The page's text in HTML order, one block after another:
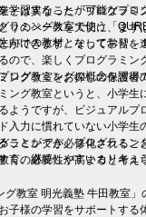
学習することが可能なプロ
ラミング教室で使う「
向けの教材となっており、
とは異なった「プログラミ
りのペースを大切に、まず
ができます。そして学習を
ので、楽しくプログラミン
ログラミングの概念を習得
ング教室をお探しの保護者
ング教室というと、小学生
ようですが、ビジュアルプ
入力に慣れていない小学生
ことができ、プログラミン
く、継続しやすいカリキュ
ラミングが必修化されるこ
育の必要性が高まると考え
グ教室 明光義塾 牛田教室
子様の学習をサポートする